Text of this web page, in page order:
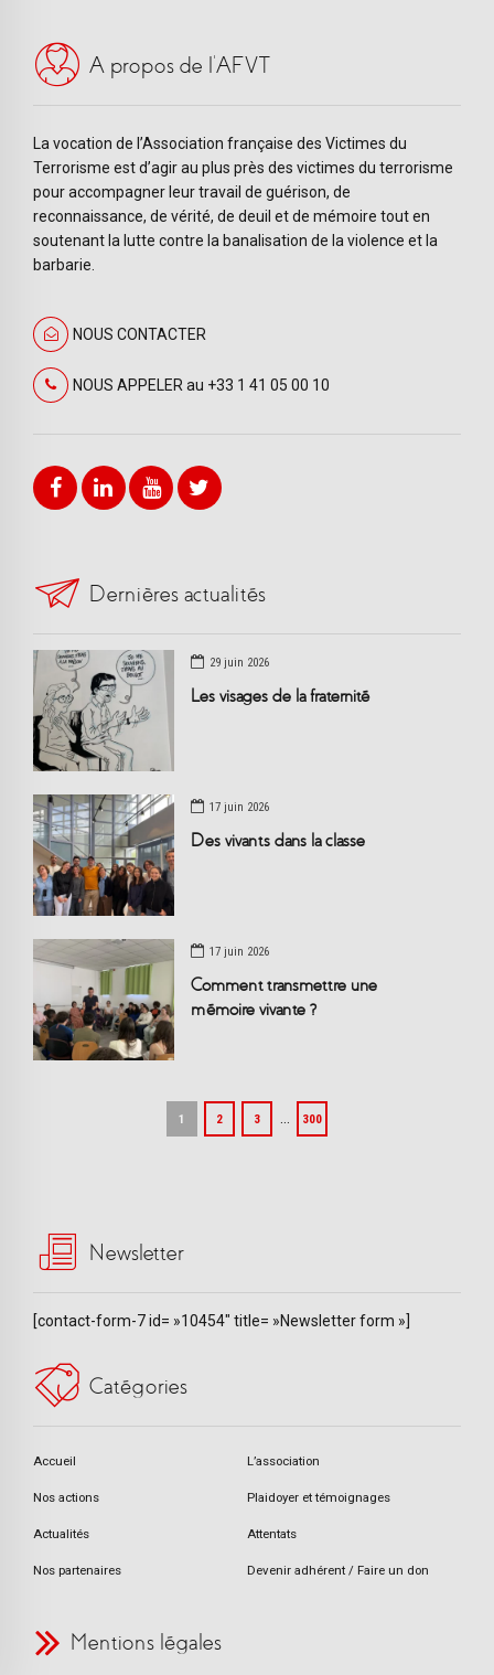
A propos de l’AFVT
La vocation de l’Association française des Victimes du
Terrorisme est d’agir au plus près des victimes du terrorisme
pour accompagner leur travail de guérison, de
reconnaissance, de vérité, de deuil et de mémoire tout en
soutenant la lutte contre la banalisation de la violence et la
barbarie.
NOUS CONTACTER
NOUS APPELER au +33 1 41 05 00 10
Dernières actualités
29 juin 2026
Les visages de la fraternité
17 juin 2026
Des vivants dans la classe
17 juin 2026
Comment transmettre une
mémoire vivante ?
1 2 3 … 300
Newsletter
[contact-form-7 id= »10454″ title= »Newsletter form »]
Catégories
Accueil L’association
Nos actions Plaidoyer et témoignages
Actualités Attentats
Nos partenaires Devenir adhérent / Faire un don
Mentions légales